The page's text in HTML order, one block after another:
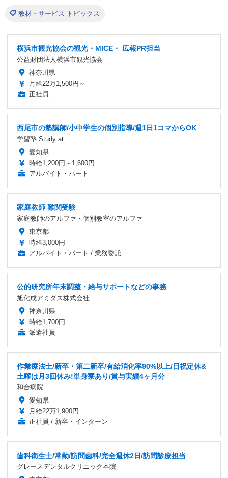
教材・サービス トピックス
横浜市観光協会の観光・MICE・ 広報PR担当
公益財団法人横浜市観光協会
神奈川県
月給22万1,500円～
正社員
西尾市の塾講師/小中学生の個別指導/週1日1コマからOK
学習塾 Study at
愛知県
時給1,200円～1,600円
アルバイト・パート
家庭教師 難関受験
家庭教師のアルファ・個別教室のアルファ
東京都
時給3,000円
アルバイト・パート / 業務委託
公的研究所年末調整・給与サポートなどの事務
旭化成アミダス株式会社
神奈川県
時給1,700円
派遣社員
作業療法士/新卒・第二新卒/有給消化率90%以上/日祝定休&
土曜は月3回休み!単身寮あり/賞与実績4ヶ月分
和合病院
愛知県
月給22万1,900円
正社員 / 新卒・インターン
歯科衛生士/常勤/訪問歯科/完全週休2日/訪問診療担当
グレースデンタルクリニック本院